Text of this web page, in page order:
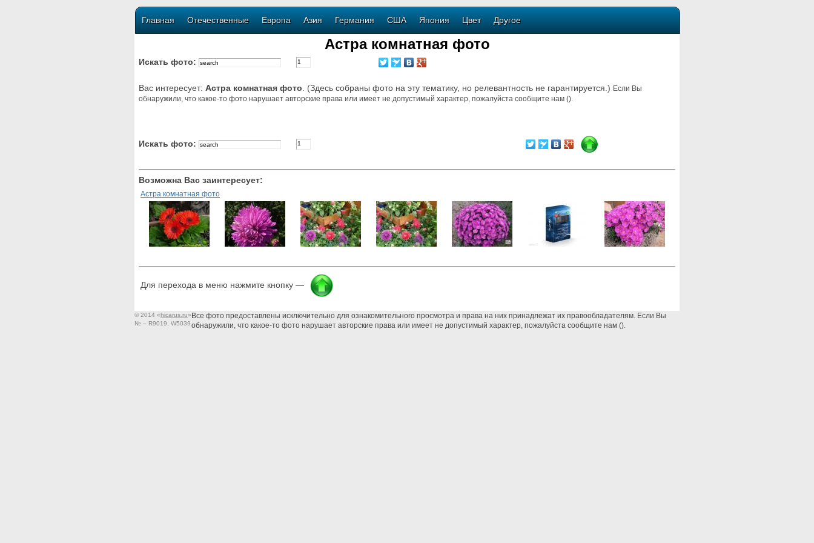
Главная Отечественные Европа Азия Германия США Япония Цвет Другое
Астра комнатная фото
Искать фото:
Вас интересует: Астра комнатная фото . (Здесь собраны фото на эту тематику, но релевантность не гарантируется.) Если Вы
обнаружили, что какое-то фото нарушает авторские права или имеет не допустимый характер, пожалуйста сообщите нам ().
Искать фото:
Возможна Вас заинтересует:
Астра комнатная фото
Для перехода в меню нажмите кнопку —
© 2014 «hicarus.ru»
№ – R9019, W5039
Все фото предоставлены исключительно для ознакомительного просмотра и права на них принадлежат их правообладателям. Если Вы
обнаружили, что какое-то фото нарушает авторские права или имеет не допустимый характер, пожалуйста сообщите нам ().